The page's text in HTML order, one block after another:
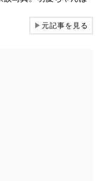
▶元記事を見る